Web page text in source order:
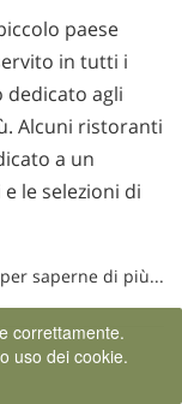
paese
in tutti i
dedicato agli
Alcuni ristoranti
a un
le selezioni di
per saperne di più...
correttamente.
uso dei cookie.